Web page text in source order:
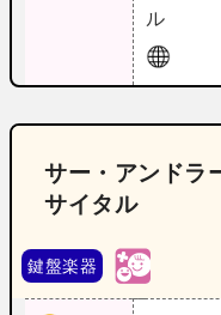
ル
サー・アンドラ
サイタル
鍵盤楽器